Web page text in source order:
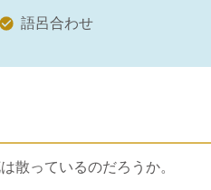
語呂合わせ
散っているのだろうか。